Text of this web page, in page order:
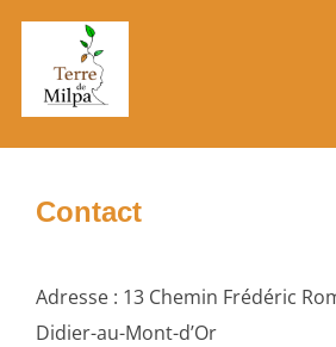
Aller
contenu
Contact
Adresse : 13 Chemin Frédéric
Didier-au-Mont-d’Or